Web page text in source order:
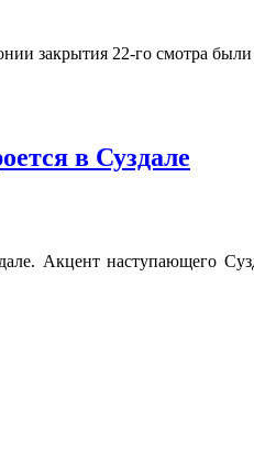
закрытия 22-го смотра были
в Суздале
Акцент наступающего